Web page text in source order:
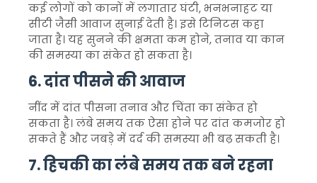
कई लोगों को कानों में लगातार घंटी, भनभनाहट या
सीटी जैसी आवाज सुनाई देती है। इसे टिनिटस कहा
जाता है। यह सुनने की क्षमता कम होने, तनाव या कान
की समस्या का संकेत हो सकता है।
6. दांत पीसने की आवाज
नींद में दांत पीसना तनाव और चिंता का संकेत हो
सकता है। लंबे समय तक ऐसा होने पर दांत कमजोर हो
सकते हैं और जबड़े में दर्द की समस्या भी बढ़ सकती है।
7. हिचकी का लंबे समय तक बने रहना